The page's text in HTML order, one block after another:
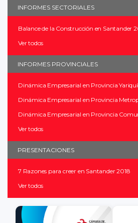
INFORMES SECTORIALES
Balance de la Construcción en Santander
Ver todos
INFORMES PROVINCIALES
Dinámica Empresarial en Provincia
Dinámica Empresarial en Provincia
Dinámica Empresarial en Provincia
Ver todos
PRESENTACIONES
7 Razones para creer en Santander 2018
Ver todos